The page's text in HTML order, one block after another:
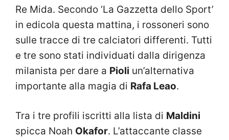
Re Mida. Secondo ‘La Gazzetta dello Sport’
in edicola questa mattina, i rossoneri sono
sulle tracce di tre calciatori differenti. Tutti
e tre sono stati individuati dalla dirigenza
milanista per dare a Pioli un’alternativa
importante alla magia di Rafa Leao.
Tra i tre profili iscritti alla lista di Maldini
spicca Noah Okafor. L’attaccante classe